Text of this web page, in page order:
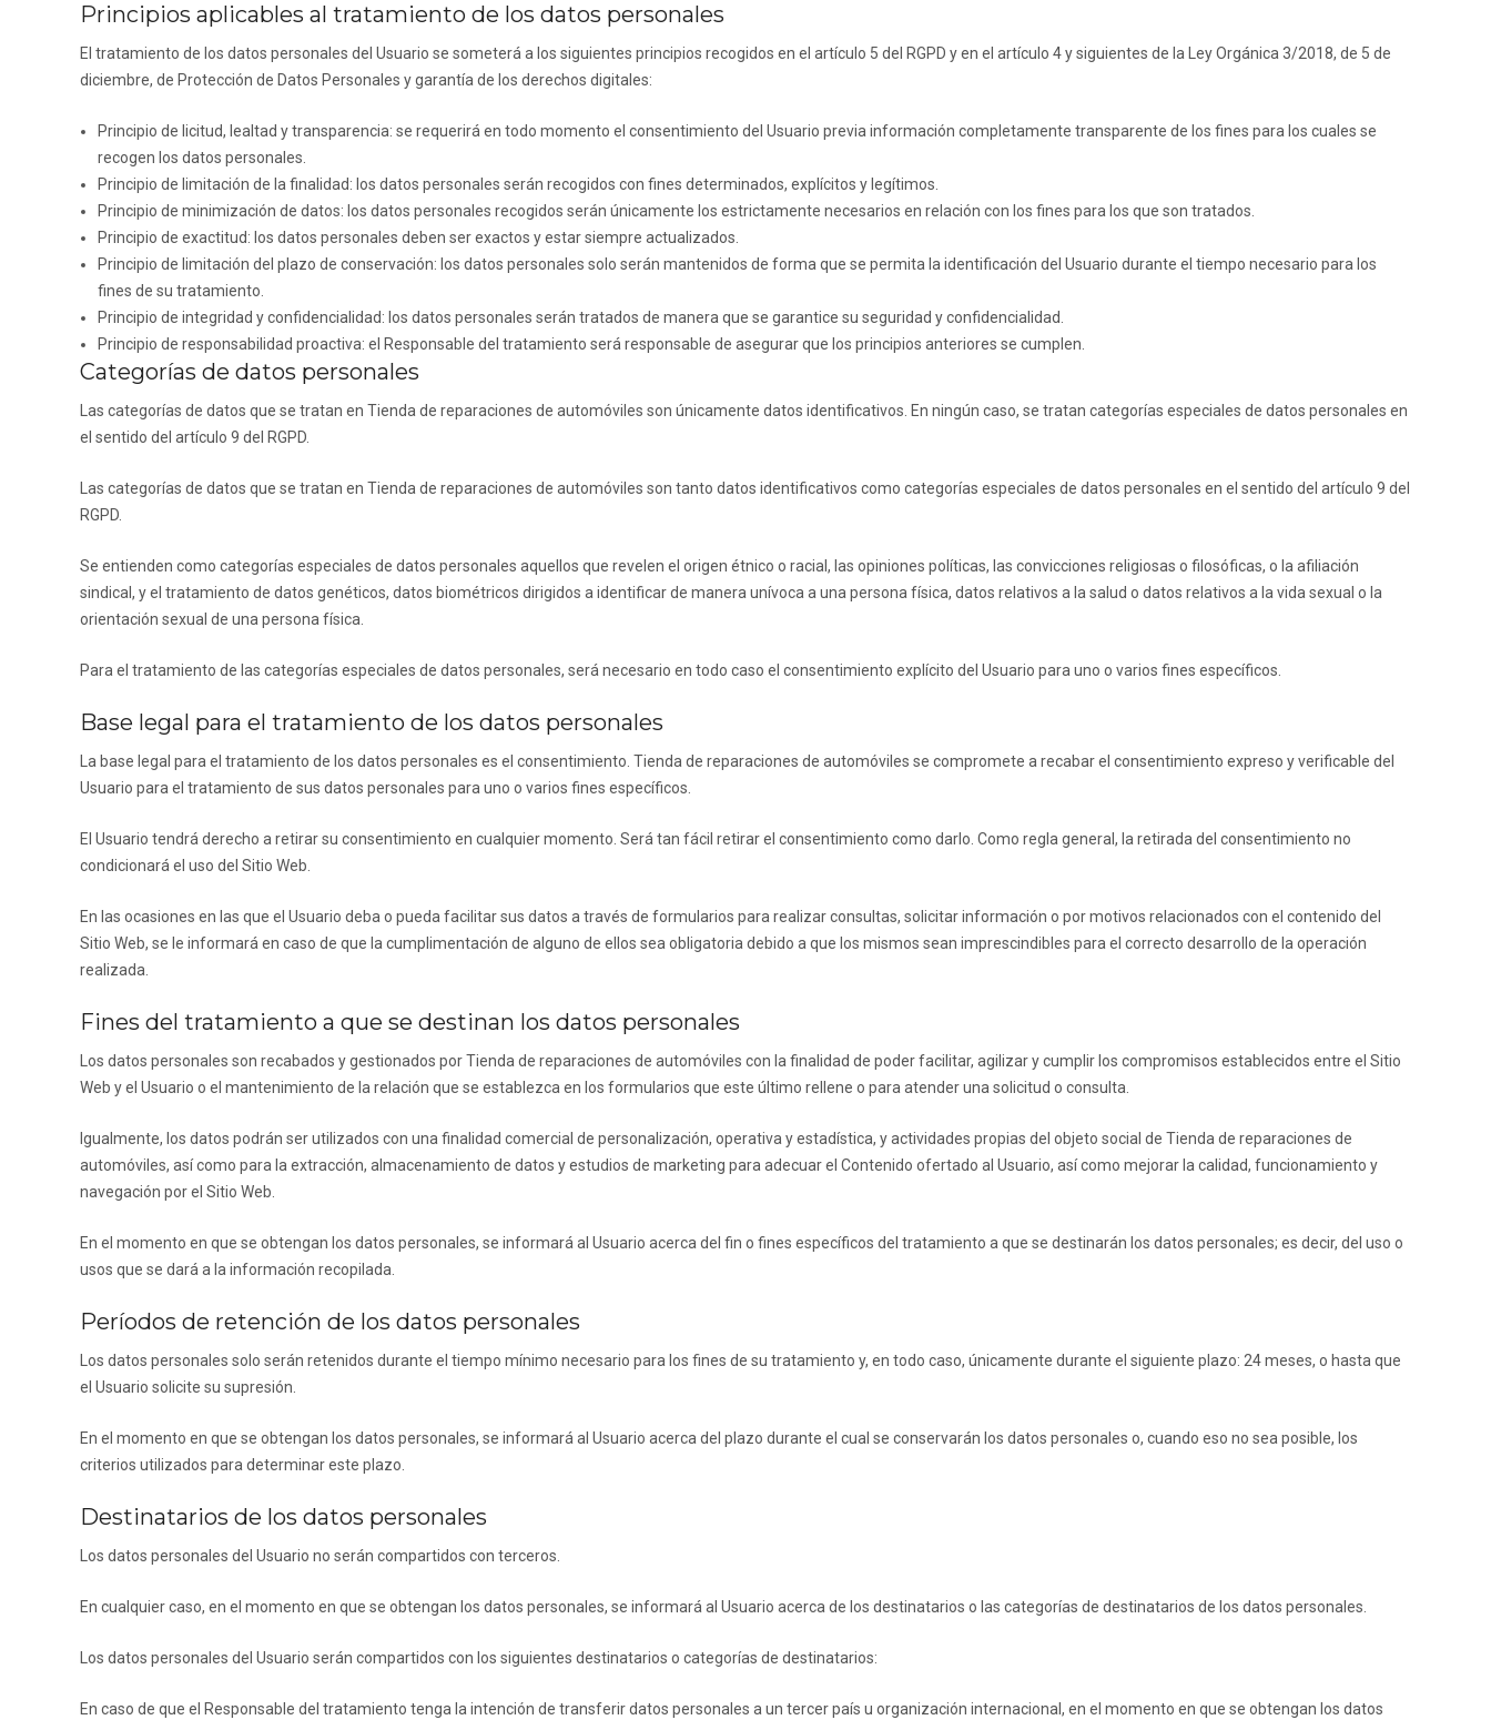
Principios aplicables al tratamiento de los datos personales
El tratamiento de los datos personales del Usuario se someterá a los siguientes principios recogidos en el artículo 5 del RGPD y en el artículo 4 y siguientes de la Ley Orgánica 3/2018, de 5 de
diciembre, de Protección de Datos Personales y garantía de los derechos digitales:
Principio de licitud, lealtad y transparencia: se requerirá en todo momento el consentimiento del Usuario previa información completamente transparente de los fines para los cuales se
recogen los datos personales.
Principio de limitación de la finalidad: los datos personales serán recogidos con fines determinados, explícitos y legítimos.
Principio de minimización de datos: los datos personales recogidos serán únicamente los estrictamente necesarios en relación con los fines para los que son tratados.
Principio de exactitud: los datos personales deben ser exactos y estar siempre actualizados.
Principio de limitación del plazo de conservación: los datos personales solo serán mantenidos de forma que se permita la identificación del Usuario durante el tiempo necesario para los
fines de su tratamiento.
Principio de integridad y confidencialidad: los datos personales serán tratados de manera que se garantice su seguridad y confidencialidad.
Principio de responsabilidad proactiva: el Responsable del tratamiento será responsable de asegurar que los principios anteriores se cumplen.
Categorías de datos personales
Las categorías de datos que se tratan en Tienda de reparaciones de automóviles son únicamente datos identificativos. En ningún caso, se tratan categorías especiales de datos personales en
el sentido del artículo 9 del RGPD.
Las categorías de datos que se tratan en Tienda de reparaciones de automóviles son tanto datos identificativos como categorías especiales de datos personales en el sentido del artículo 9 del
RGPD.
Se entienden como categorías especiales de datos personales aquellos que revelen el origen étnico o racial, las opiniones políticas, las convicciones religiosas o filosóficas, o la afiliación
sindical, y el tratamiento de datos genéticos, datos biométricos dirigidos a identificar de manera unívoca a una persona física, datos relativos a la salud o datos relativos a la vida sexual o la
orientación sexual de una persona física.
Para el tratamiento de las categorías especiales de datos personales, será necesario en todo caso el consentimiento explícito del Usuario para uno o varios fines específicos.
Base legal para el tratamiento de los datos personales
La base legal para el tratamiento de los datos personales es el consentimiento. Tienda de reparaciones de automóviles se compromete a recabar el consentimiento expreso y verificable del
Usuario para el tratamiento de sus datos personales para uno o varios fines específicos.
El Usuario tendrá derecho a retirar su consentimiento en cualquier momento. Será tan fácil retirar el consentimiento como darlo. Como regla general, la retirada del consentimiento no
condicionará el uso del Sitio Web.
En las ocasiones en las que el Usuario deba o pueda facilitar sus datos a través de formularios para realizar consultas, solicitar información o por motivos relacionados con el contenido del
Sitio Web, se le informará en caso de que la cumplimentación de alguno de ellos sea obligatoria debido a que los mismos sean imprescindibles para el correcto desarrollo de la operación
realizada.
Fines del tratamiento a que se destinan los datos personales
Los datos personales son recabados y gestionados porTienda de reparaciones de automóviles con la finalidad de poder facilitar, agilizar y cumplir los compromisos establecidos entre el Sitio
Web y el Usuario o el mantenimiento de la relación que se establezca en los formularios que este último rellene o para atender una solicitud o consulta.
Igualmente, los datos podrán ser utilizados con una finalidad comercial de personalización, operativa y estadística, y actividades propias del objeto social de Tienda de reparaciones de
automóviles, así como para la extracción, almacenamiento de datos y estudios de marketing para adecuar el Contenido ofertado al Usuario, así como mejorar la calidad, funcionamiento y
navegación por el Sitio Web.
En el momento en que se obtengan los datos personales, se informará al Usuario acerca del fin o fines específicos del tratamiento a que se destinarán los datos personales; es decir, del uso o
usos que se dará a la información recopilada.
Períodos de retención de los datos personales
Los datos personales solo serán retenidos durante el tiempo mínimo necesario para los fines de su tratamiento y, en todo caso, únicamente durante el siguiente plazo: 24 meses, o hasta que
el Usuario solicite su supresión.
En el momento en que se obtengan los datos personales, se informará al Usuario acerca del plazo durante el cual se conservarán los datos personales o, cuando eso no sea posible, los
criterios utilizados para determinar este plazo.
Destinatarios de los datos personales
Los datos personales del Usuario no serán compartidos con terceros.
En cualquier caso, en el momento en que se obtengan los datos personales, se informará al Usuario acerca de los destinatarios o las categorías de destinatarios de los datos personales.
Los datos personales del Usuario serán compartidos con los siguientes destinatarios o categorías de destinatarios:
En caso de que el Responsable del tratamiento tenga la intención de transferir datos personales a un tercer país u organización internacional, en el momento en que se obtengan los datos